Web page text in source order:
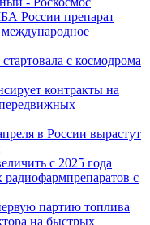
России препарат
с космодрома
контракты на
в России вырастут
с 2025 года
с
партию топлива
на быстрых